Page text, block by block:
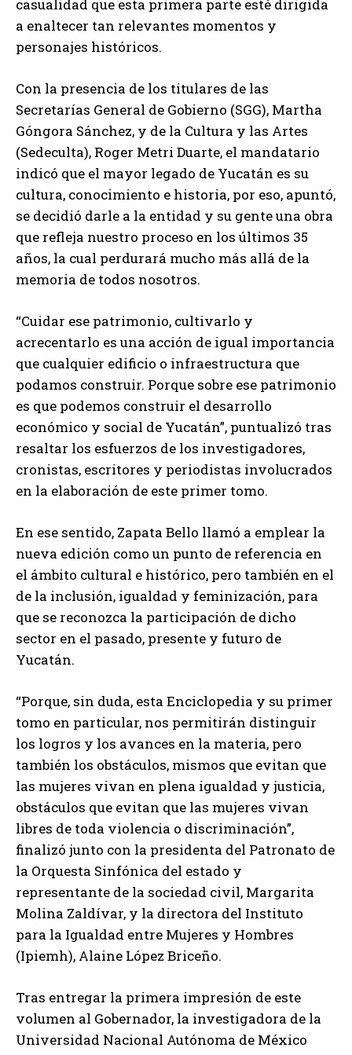
casualidad que esta primera parte esté dirigida
a enaltecer tan relevantes momentos y
personajes históricos.
Con la presencia de los titulares de las
Secretarías General de Gobierno (SGG), Martha
Góngora Sánchez, y de la Cultura y las Artes
(Sedeculta), Roger Metri Duarte, el mandatario
indicó que el mayor legado de Yucatán es su
cultura, conocimiento e historia, por eso, apuntó,
se decidió darle a la entidad y su gente una obra
que refleja nuestro proceso en los últimos 35
años, la cual perdurará mucho más allá de la
memoria de todos nosotros.
“Cuidar ese patrimonio, cultivarlo y
acrecentarlo es una acción de igual importancia
que cualquier edificio o infraestructura que
podamos construir. Porque sobre ese patrimonio
es que podemos construir el desarrollo
económico y social de Yucatán”, puntualizó tras
resaltar los esfuerzos de los investigadores,
cronistas, escritores y periodistas involucrados
en la elaboración de este primer tomo.
En ese sentido, Zapata Bello llamó a emplear la
nueva edición como un punto de referencia en
el ámbito cultural e histórico, pero también en el
de la inclusión, igualdad y feminización, para
que se reconozca la participación de dicho
sector en el pasado, presente y futuro de
Yucatán.
“Porque, sin duda, esta Enciclopedia y su primer
tomo en particular, nos permitirán distinguir
los logros y los avances en la materia, pero
también los obstáculos, mismos que evitan que
las mujeres vivan en plena igualdad y justicia,
obstáculos que evitan que las mujeres vivan
libres de toda violencia o discriminación”,
finalizó junto con la presidenta del Patronato de
la Orquesta Sinfónica del estado y
representante de la sociedad civil, Margarita
Molina Zaldívar, y la directora del Instituto
para la Igualdad entre Mujeres y Hombres
(Ipiemh), Alaine López Briceño.
Tras entregar la primera impresión de este
volumen al Gobernador, la investigadora de la
Universidad Nacional Autónoma de México